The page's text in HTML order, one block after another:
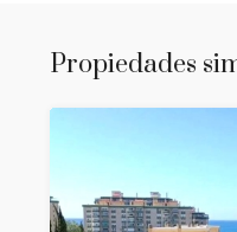
Propiedades